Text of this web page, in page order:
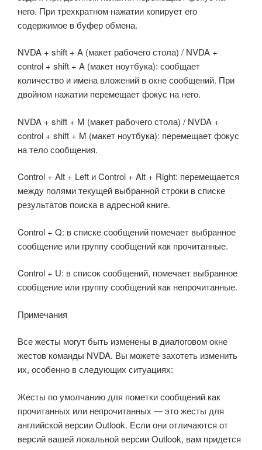
него. При трехкратном нажатии копирует его
содержимое в буфер обмена.
NVDA + shift + A (макет рабочего стола) / NVDA +
control + shift + A (макет ноутбука): сообщает
количество и имена вложений в окне сообщений. При
двойном нажатии перемещает фокус на него.
NVDA + shift + M (макет рабочего стола) / NVDA +
control + shift + M (макет ноутбука): перемещает фокус
на тело сообщения.
Control + Alt + Left и Control + Alt + Right: перемещается
между полями текущей выбранной строки в списке
результатов поиска в адресной книге.
Control + Q: в списке сообщений помечает выбранное
сообщение или группу сообщений как прочитанные.
Control + U: в список сообщений, помечает выбранное
сообщение или группу сообщений как непрочитанные.
Примечания
Все жесты могут быть изменены в диалоговом окне
жестов команды NVDA. Вы можете захотеть изменить
их, особенно в следующих ситуациях:
Жесты по умолчанию для пометки сообщений как
прочитанных или непрочитанных — это жесты для
английской версии Outlook. Если они отличаются от
версий вашей локальной версии Outlook, вам придется